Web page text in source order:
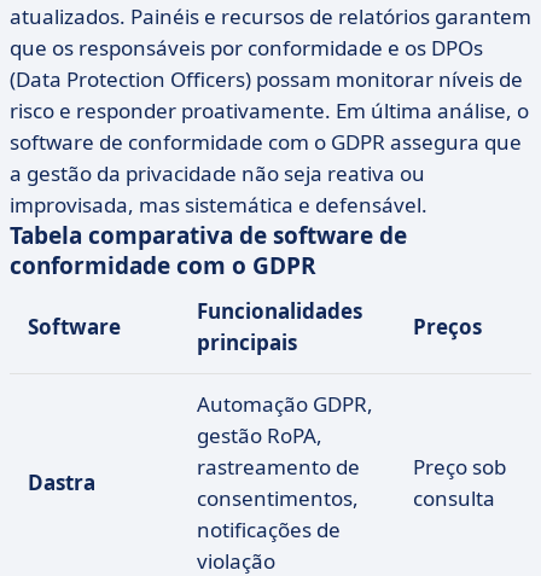
atualizados. Painéis e recursos de relatórios garantem
que os responsáveis por conformidade e os DPOs
(Data Protection Officers) possam monitorar níveis de
risco e responder proativamente. Em última análise, o
software de conformidade com o GDPR assegura que
a gestão da privacidade não seja reativa ou
improvisada, mas sistemática e defensável.
Tabela comparativa de software de
conformidade com o GDPR
Software
Funcionalidades
principais
Preços
Dastra
Automação GDPR,
gestão RoPA,
rastreamento de
consentimentos,
notificações de
violação
Preço sob
consulta